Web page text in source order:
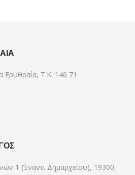
Ερυθραία, Τ.Κ. 146 71
1 (Έναντι Δημαρχείου), 19300,